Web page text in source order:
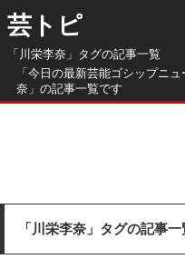
芸トピ
「川栄李奈」タグの記事一覧
「今日の最新芸能ゴシップニ
奈」の記事一覧です
「川栄李奈」タグの記事一